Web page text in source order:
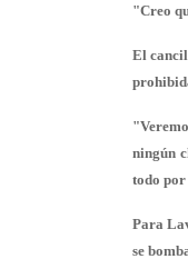
"Creo
El
ningún
todo
Para
se